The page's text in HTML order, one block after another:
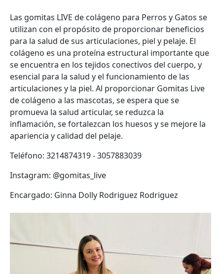
Las gomitas LIVE de colágeno para Perros y Gatos se
utilizan con el propósito de proporcionar beneficios
para la salud de sus articulaciones, piel y pelaje. El
colágeno es una proteína estructural importante que
se encuentra en los tejidos conectivos del cuerpo, y
esencial para la salud y el funcionamiento de las
articulaciones y la piel. Al proporcionar Gomitas Live
de colágeno a las mascotas, se espera que se
promueva la salud articular, se reduzca la
inflamación, se fortalezcan los huesos y se mejore la
apariencia y calidad del pelaje.
Teléfono: 3214874319 - 3057883039
Instagram: @gomitas_live
Encargado: Ginna Dolly Rodriguez Rodriguez